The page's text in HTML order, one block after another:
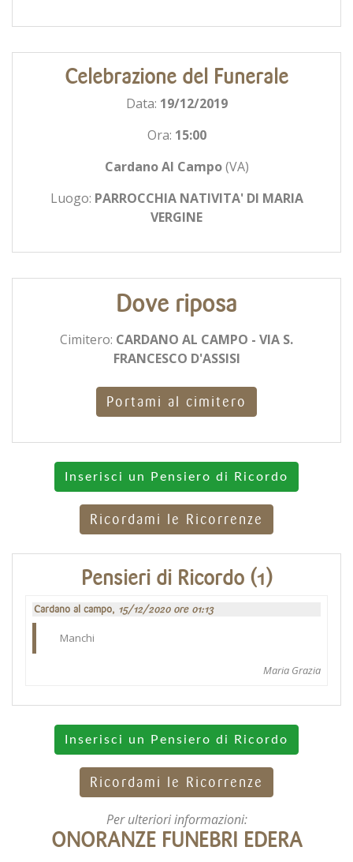
Celebrazione del Funerale
Data: 19/12/2019
Ora: 15:00
Cardano Al Campo(VA)
Luogo: PARROCCHIA NATIVITA' DI MARIA
VERGINE
Dove riposa
Cimitero: CARDANO AL CAMPO - VIA S.
FRANCESCO D'ASSISI
Portami al cimitero
Inserisci un Pensiero di Ricordo
Ricordami le Ricorrenze
Pensieri di Ricordo (1)
Cardano al campo, 15/12/2020 ore 01:13
Manchi
Maria Grazia
Inserisci un Pensiero di Ricordo
Ricordami le Ricorrenze
Per ulteriori informazioni:
ONORANZE FUNEBRI EDERA